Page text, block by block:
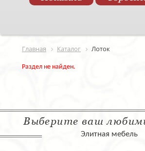
Главная Каталог Лоток
Раздел не найден.
Выберите ваш
Элитная мебель